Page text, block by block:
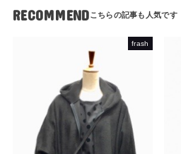
RECOMMEND
frash